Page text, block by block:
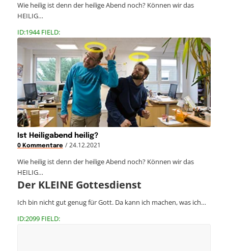
Wie heilig ist denn der heilige Abend noch? Können wir das
HEILIG…
ID:1944 FIELD:
Ist Heiligabend heilig?
0 Kommentare / 24.12.2021
Wie heilig ist denn der heilige Abend noch? Können wir das
HEILIG…
Der KLEINE Gottesdienst
Ich bin nicht gut genug für Gott. Da kann ich machen, was ich…
ID:2099 FIELD: